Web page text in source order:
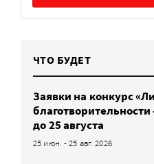
ЧТО БУДЕТ
Заявки на конкурс
до 25 августа
25 июн. - 25 авг. 2026